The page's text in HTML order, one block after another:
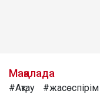
Мақалада
#Ақтау #жасөспірім